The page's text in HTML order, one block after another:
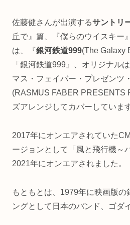
佐藤健さんが出演するサントリ
丘で』篇、『僕らのウイスキー
は、『銀河鉄道999(The Galaxy
「銀河鉄道999』、オリジナル
マス・フェイバー・プレゼンツ
(RASMUS FABER PRESENTS
ズアレンジしてカバーしています
2017年にオンエアされていた
ージョンとして「風と飛行機～
2021年にオンエアされました。
もともとは、1979年に映画版の
ングとして日本のバンド、ゴダ